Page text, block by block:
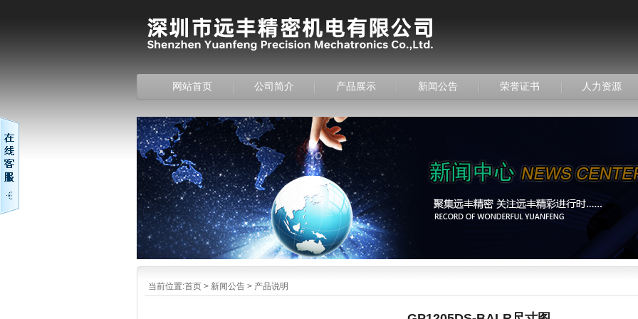
网站首页 公司简介 产品展示 新闻公告 荣誉证书 人力资源
当前位置:首页 > 新闻公告 > 产品说明